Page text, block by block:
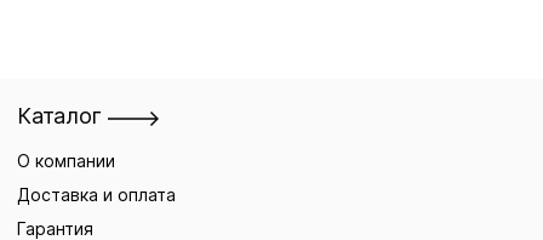
Каталог
О компании
Доставка и оплата
Гарантия